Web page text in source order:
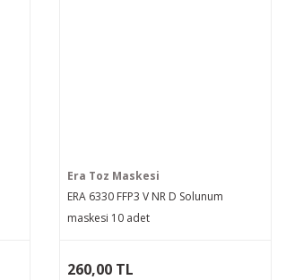
Era Toz Maskesi
ERA 6330 FFP3 V NR D Solunum
maskesi 10 adet
260,00 TL